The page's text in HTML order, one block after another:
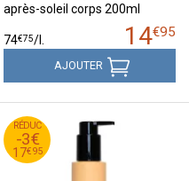
après-soleil corps 200ml
14€95
74€75/
AJOUTER
RÉDUC
-3€
17€95
20
€
95
17
€
95